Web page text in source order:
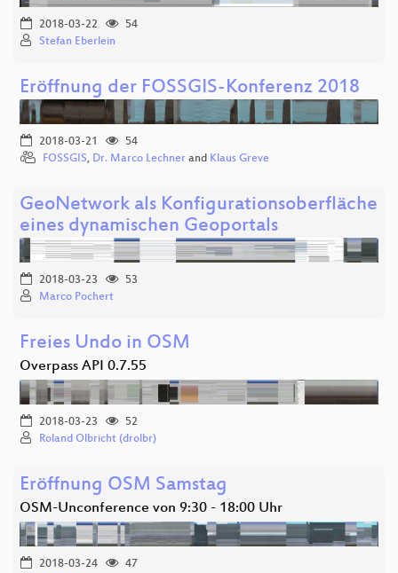
2018-03-22
54
Stefan Eberlein
Eröffnung der FOSSGIS-Konferenz 2018
2018-03-21
54
FOSSGIS, Dr. Marco Lechner and Klaus Greve
GeoNetwork als Konfigurationsoberfläche
eines dynamischen Geoportals
2018-03-23
53
Marco Pochert
Freies Undo in OSM
Overpass API 0.7.55
2018-03-23
52
Roland Olbricht (drolbr)
Eröffnung OSM Samstag
OSM-Unconference von 9:30 - 18:00 Uhr
2018-03-24
47